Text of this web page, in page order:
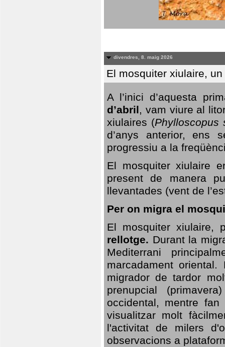
divendres, 8. maig 2026
El mosquiter xiulaire,
A l’inici d’aquesta
d’abril, vam viure al
xiulaires (Phylloscopus
d’anys anterior, ens
progressiu a la
El mosquiter xiulaire
present de manera
llevantades (vent de
Per on migra el
El mosquiter xiulaire,
rellotge. Durant la
Mediterrani
marcadament
migrador de tardor
prenupcial
occidental, mentre
visualitzar molt
l'activitat de milers
observacions a